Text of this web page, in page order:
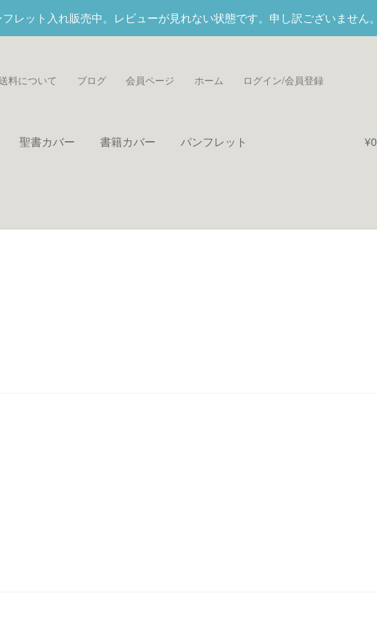
レット入れ販売中。レビューが見れない状態です。申し訳ございません。
料について ブログ 会員ページ ホーム ログイン/会員登録
聖書カバー 書籍カバー パンフレット ¥0